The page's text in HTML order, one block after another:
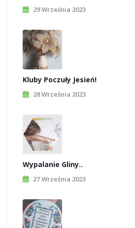
29 Września 2023
Kluby Poczuły Jesień!
28 Września 2023
Wypalanie Gliny..
27 Września 2023